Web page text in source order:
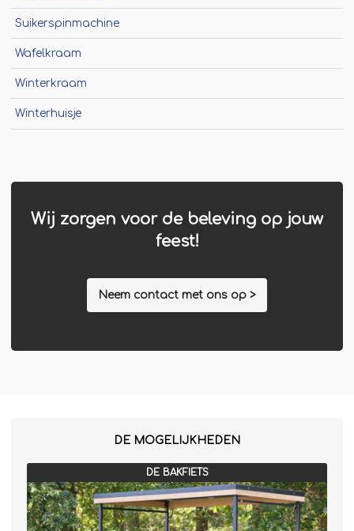
Suikerspinmachine
Wafelkraam
Winterkraam
Winterhuisje
Wij zorgen voor de beleving op jouw
feest!
Neem contact met ons op >
DE MOGELIJKHEDEN
DE BAKFIETS